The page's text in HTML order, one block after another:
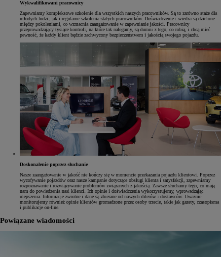
Wykwalifikowani pracownicy
Zapewniamy kompleksowe szkolenie dla wszystkich naszych pracowników. Są to zarówno staże dla
młodych ludzi, jak i regularne szkolenia stałych pracowników. Doświadczenie i wiedza są dzielone
między pokoleniami, co wzmacnia zaangażowanie w zapewnianie jakości. Pracownicy
przeprowadzający tysiące kontroli, na które tak nalegamy, są dumni z tego, co robią, i chcą mieć
pewność, że każdy klient będzie zachwycony bezpieczeństwem i jakością swojego pojazdu.
Doskonalenie poprzez słuchanie
Nasze zaangażowanie w jakość nie kończy się w momencie przekazania pojazdu klientowi. Poprzez
wycofywanie pojazdów oraz nasze kampanie dotyczące obsługi klienta i satysfakcji, zapewniamy
rozpoznawanie i rozwiązywanie problemów związanych z jakością. Zawsze słuchamy tego, co mają
nam do powiedzenia nasi klienci. Ich opinie i doświadczenia wykorzystujemy, wprowadzając
ulepszenia. Informacje zwrotne i dane są zbierane od naszych dilerów i dostawców. Uważnie
monitorujemy również opinie klientów gromadzone przez osoby trzecie, takie jak gazety, czasopisma
i publikacje on-line.
Powiązane wiadomości